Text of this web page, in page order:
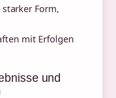
Form,
mit Erfolgen
und